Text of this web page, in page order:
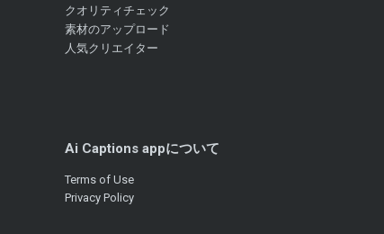
クオリティチェック
素材のアップロード
人気クリエイター
Ai Captions appについて
Terms of Use
Privacy Policy